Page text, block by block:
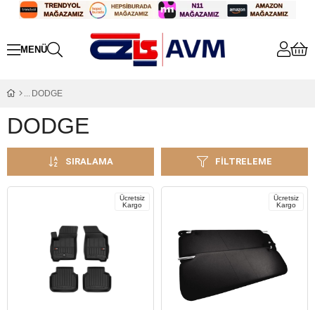
DODGE
DODGE
FILTRELEME
SIRALAMA
Ücretsiz
Kargo
Ücretsiz
Kargo